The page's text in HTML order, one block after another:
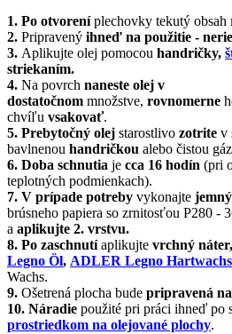
1. Po otvoreníplechovky tekutý obsah
2. Pripravený ihneď na použitie -
3. Aplikujte olej pomocou handričky,
striekaním.
4. Na povrch naneste olej v
dostatočnom množstve, rovnomerne
chvíľu vsakovať.
5. Prebytočný olej starostlivo zotrite v
bavlnenou handričkou alebo čistou
6. Doba schnutia je cca 16 hodín (pri
teplotných podmienkach).
7. V prípade potreby vykonajte
brúsneho papiera so zrnitosťou P280 -
a aplikujte 2. vrstvu.
8. Po zaschnutíaplikujte vrchný náter,
Legno Öl, ADLER Legno
Wachs.
9. Ošetrená plocha bude pripravená
10. Náradie použité pri práci ihneď po
prostriedkom na olejované plochy.